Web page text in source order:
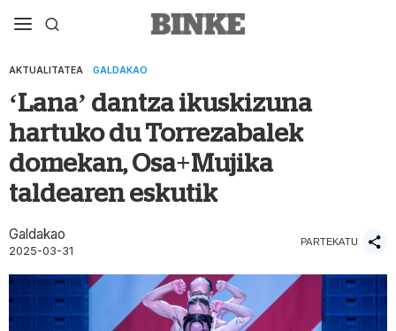
AKTUALITATEA · GALDAKAO
‘Lana’ dantza ikuskizuna
hartuko du Torrezabalek
domekan, Osa+Mujika
taldearen eskutik
Galdakao
2025-03-31
PARTEKATU